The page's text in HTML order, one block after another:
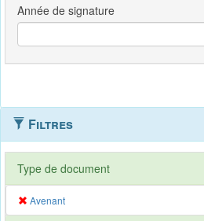
Filtres
Type de document
Avenant